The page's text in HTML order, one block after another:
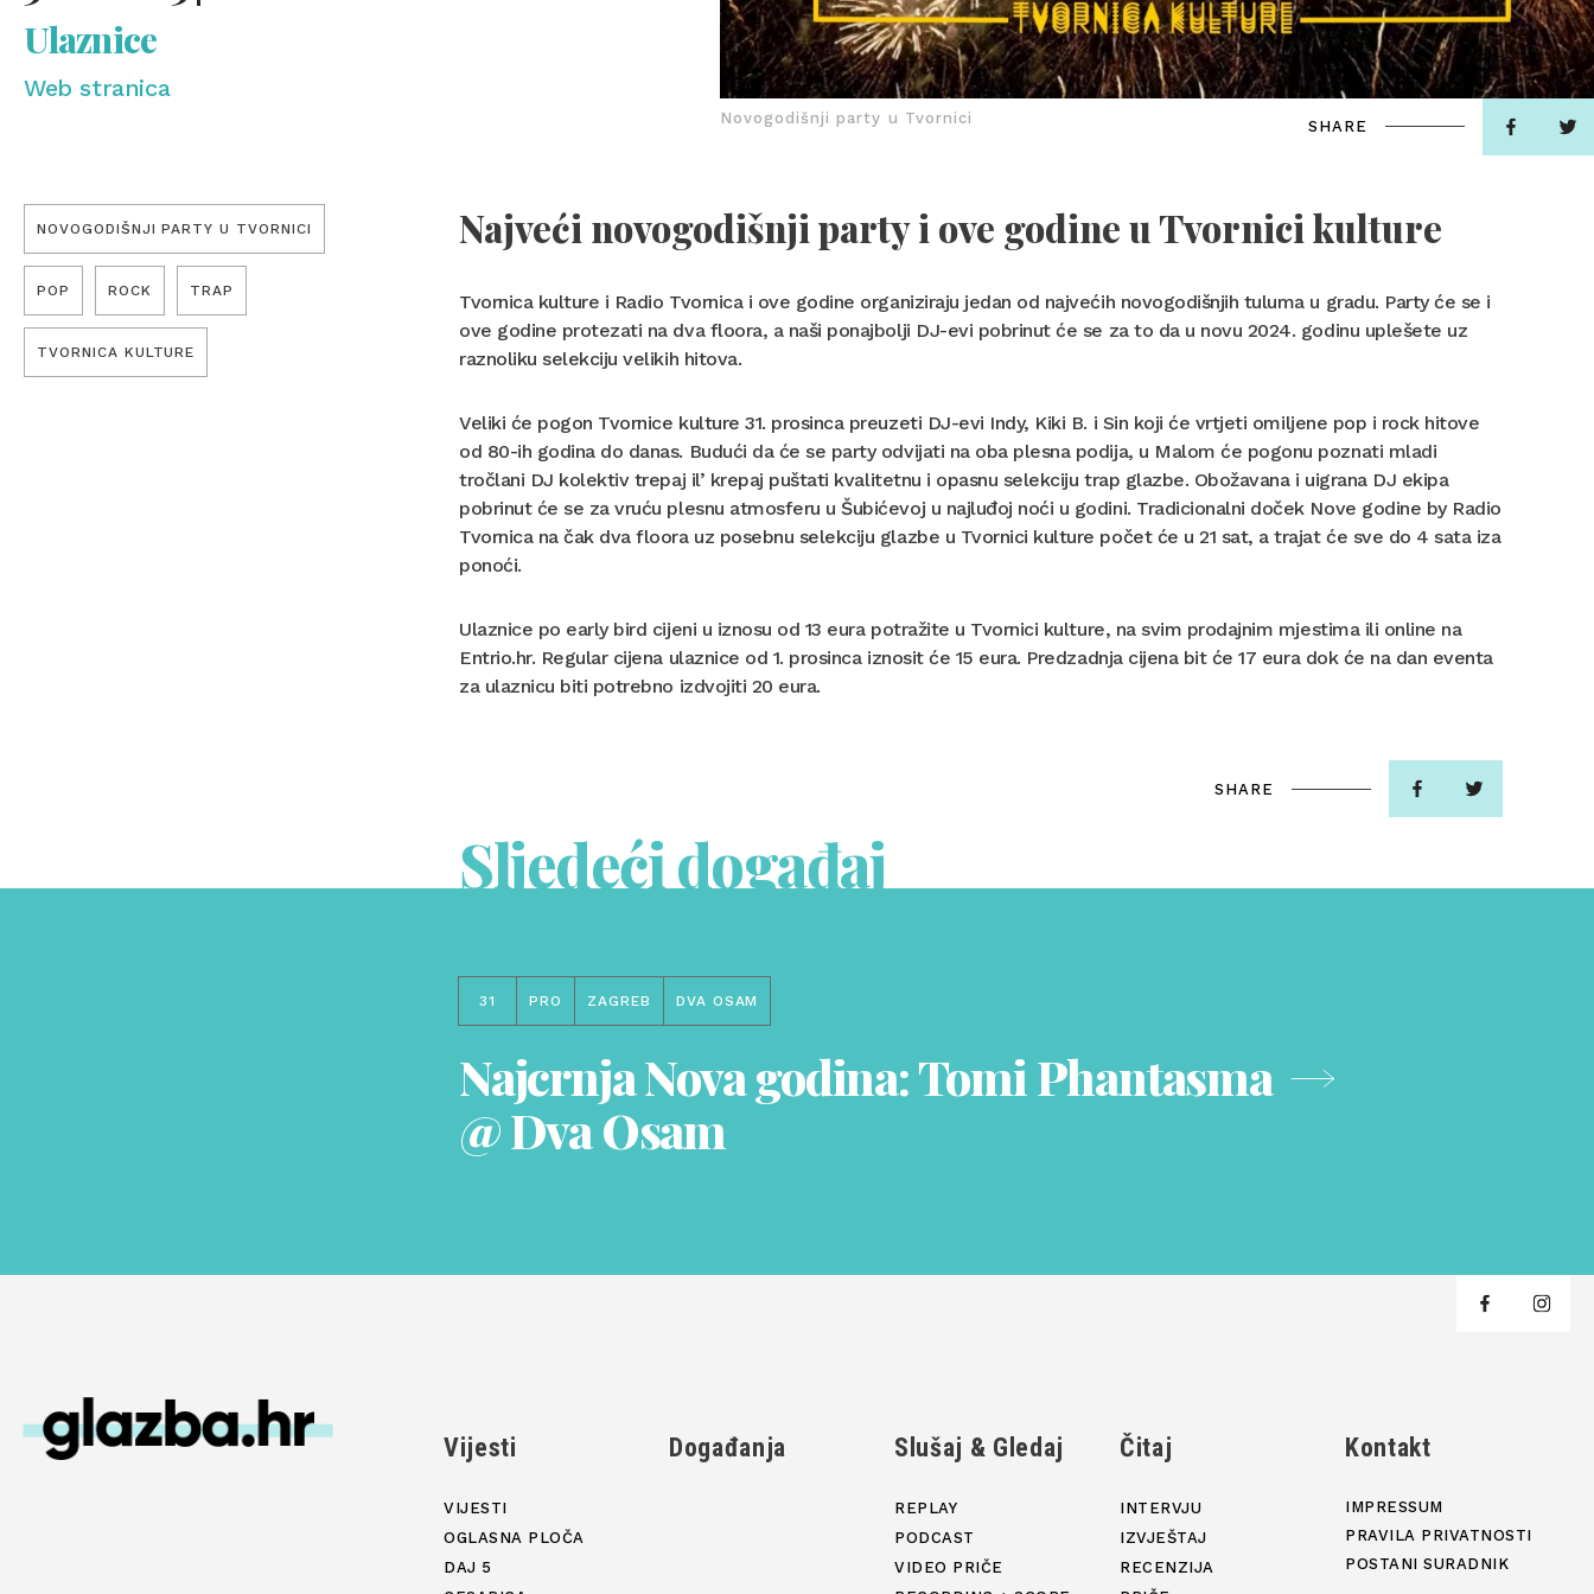
Ulaznice
Web stranica
Novogodišnji party u Tvornici SHARE
NOVOGODIŠNJI PARTY U TVORNICI
POP ROCK TRAP
TVORNICA KULTURE
Najveći novogodišnji party i ove godine u Tvornici kulture
Tvornica kulture i Radio Tvornica i ove godine organiziraju jedan od najvećih novogodišnjih tuluma u gradu. Party će se i
ove godine protezati na dva floora, a naši ponajbolji DJ-evi pobrinut će se za to da u novu 2024. godinu uplešete uz
raznoliku selekciju velikih hitova.
Veliki će pogon Tvornice kulture 31. prosinca preuzeti DJ-evi Indy, Kiki B. i Sin koji će vrtjeti omiljene pop i rock hitove
od 80-ih godina do danas. Budući da će se party odvijati na oba plesna podija, u Malom će pogonu poznati mladi
tročlani DJ kolektiv trepaj il’ krepaj puštati kvalitetnu i opasnu selekciju trap glazbe. Obožavana i uigrana DJ ekipa
pobrinut će se za vruću plesnu atmosferu u Šubićevoj u najluđoj noći u godini. Tradicionalni doček Nove godine by Radio
Tvornica na čak dva floora uz posebnu selekciju glazbe u Tvornici kulture počet će u 21 sat, a trajat će sve do 4 sata iza
ponoći.
Ulaznice po early bird cijeni u iznosu od 13 eura potražite u Tvornici kulture, na svim prodajnim mjestima ili online na
Entrio.hr. Regular cijena ulaznice od 1. prosinca iznosit će 15 eura. Predzadnja cijena bit će 17 eura dok će na dan eventa
za ulaznicu biti potrebno izdvojiti 20 eura.
SHARE
Sljedeći događaj
31 PRO ZAGREB DVA OSAM
Najcrnja Nova godina: Tomi Phantasma
@ Dva Osam
Vijesti
VIJESTI
OGLASNA PLOČA
DAJ 5
Događanja Slušaj & Gledaj
REPLAY
PODCAST
VIDEO PRIČE
Čitaj
INTERVJU
IZVJEŠTAJ
RECENZIJA
Kontakt
IMPRESSUM
PRAVILA PRIVATNOSTI
POSTANI SURADNIK